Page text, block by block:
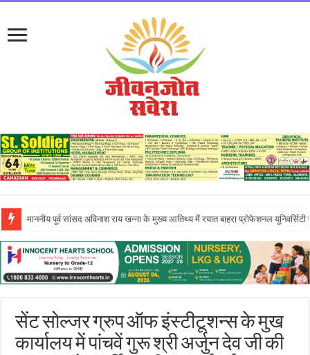
इन्नोसेंट हार्ट्स स्कूल में ‘दिशा – एन इनिशिएटिव’ के तहत आयोजित एंटरप्रेन्योरशिप सेमिनार
सेंट सोल्जर ग्रुप ऑफ इंस्टीटूशन्स के मुख
कार्यालय में पांचवें गुरू श्री अर्जुन देव जी की